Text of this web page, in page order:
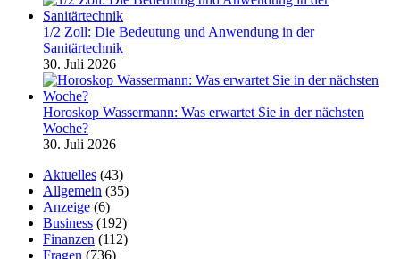
1/2 Zoll: Die Bedeutung und Anwendung in der
Sanitärtechnik
30. Juli 2026
Horoskop Wassermann: Was erwartet Sie in der nächsten
Woche?
30. Juli 2026
Aktuelles (43)
Allgemein (35)
Anzeige (6)
Business (192)
Finanzen (112)
Fragen (736)